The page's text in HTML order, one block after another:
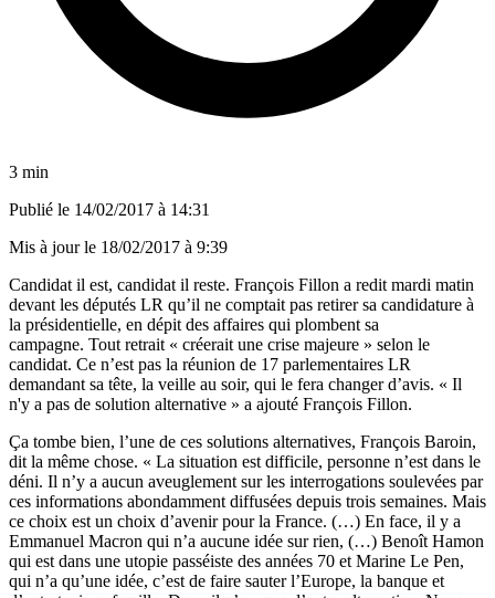
3 min
Publié le 14/02/2017 à 14:31
Mis à jour le 18/02/2017 à 9:39
Candidat il est, candidat il reste. François Fillon a redit mardi matin
devant les députés LR qu’il ne comptait pas retirer sa candidature à
la présidentielle, en dépit des affaires qui plombent sa
campagne. Tout retrait « créerait une crise majeure » selon le
candidat. Ce n’est pas la réunion de 17 parlementaires LR
demandant sa tête, la veille au soir, qui le fera changer d’avis. « Il
n'y a pas de solution alternative » a ajouté François Fillon.
Ça tombe bien, l’une de ces solutions alternatives, François Baroin,
dit la même chose. « La situation est difficile, personne n’est dans le
déni. Il n’y a aucun aveuglement sur les interrogations soulevées par
ces informations abondamment diffusées depuis trois semaines. Mais
ce choix est un choix d’avenir pour la France. (…) En face, il y a
Emmanuel Macron qui n’a aucune idée sur rien, (…) Benoît Hamon
qui est dans une utopie passéiste des années 70 et Marine Le Pen,
qui n’a qu’une idée, c’est de faire sauter l’Europe, la banque et